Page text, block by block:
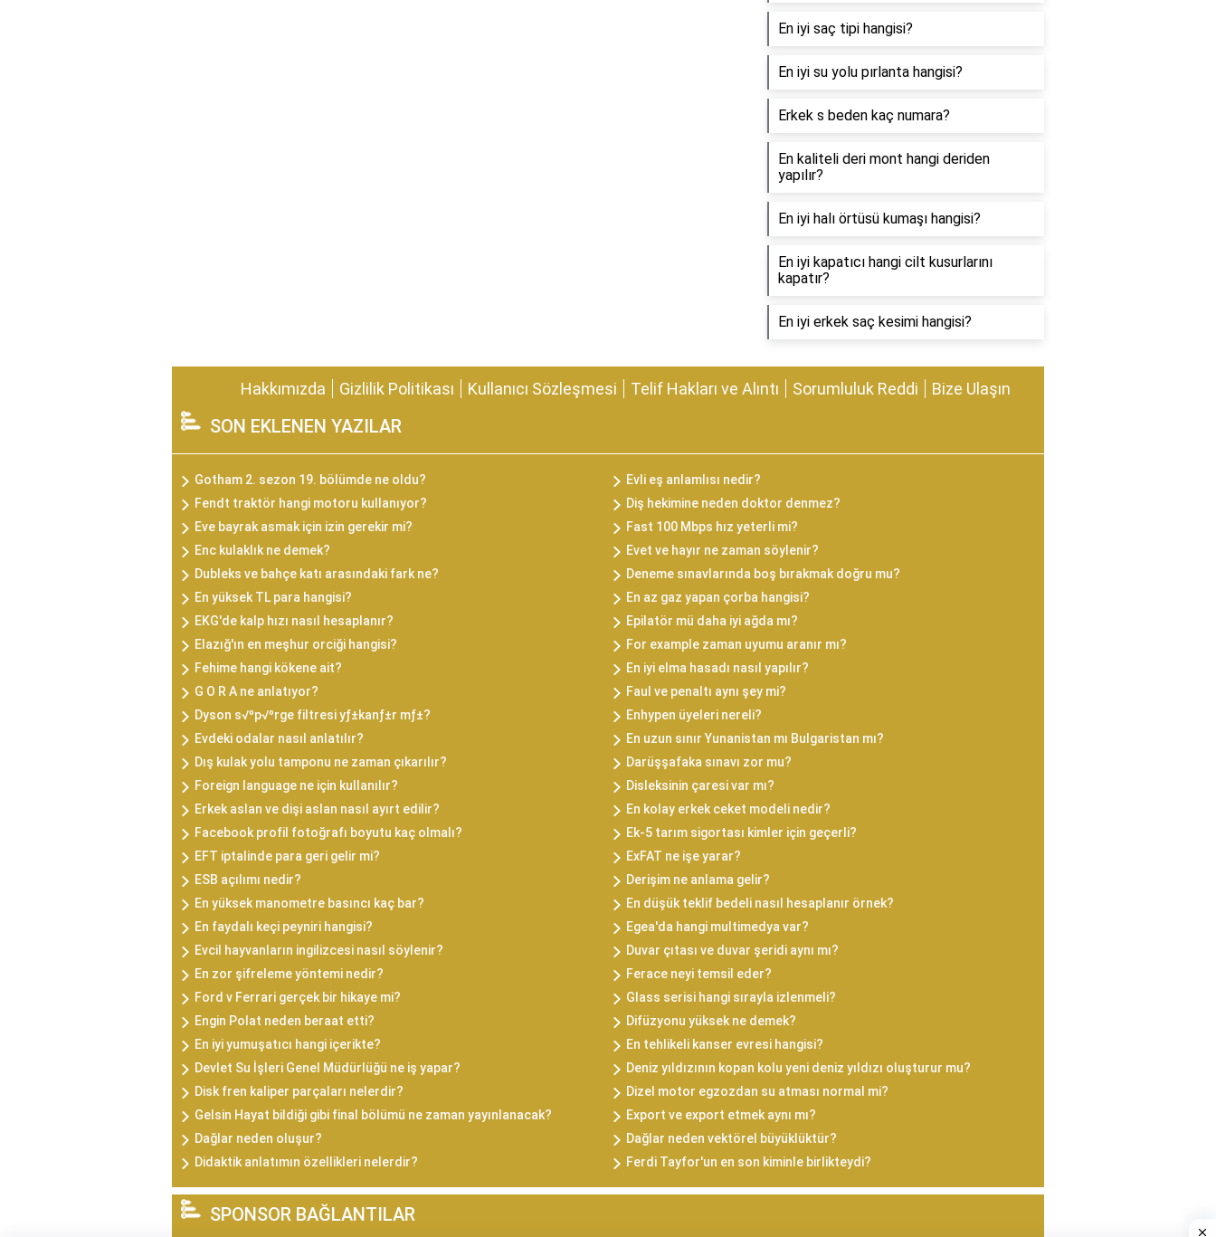
En iyi saç tipi hangisi?
En iyi su yolu pırlanta hangisi?
Erkek s beden kaç numara?
En kaliteli deri mont hangi deriden
yapılır?
En iyi halı örtüsü kumaşı hangisi?
En iyi kapatıcı hangi cilt kusurlarını
kapatır?
En iyi erkek saç kesimi hangisi?
Hakkımızda Gizlilik Politikası Kullanıcı Sözleşmesi Telif Hakları ve Alıntı Sorumluluk Reddi Bize Ulaşın
SON EKLENEN YAZILAR
Gotham 2. sezon 19. bölümde ne oldu?
Evli eş anlamlısı nedir?
Fendt traktör hangi motoru kullanıyor?
Diş hekimine neden doktor denmez?
Eve bayrak asmak için izin gerekir mi?
Fast 100 Mbps hız yeterli mi?
Enc kulaklık ne demek?
Evet ve hayır ne zaman söylenir?
Dubleks ve bahçe katı arasındaki fark ne?
Deneme sınavlarında boş bırakmak doğru mu?
En yüksek TL para hangisi?
En az gaz yapan çorba hangisi?
EKG'de kalp hızı nasıl hesaplanır?
Epilatör mü daha iyi ağda mı?
Elazığ'ın en meşhur orciği hangisi?
For example zaman uyumu aranır mı?
Fehime hangi kökene ait?
En iyi elma hasadı nasıl yapılır?
G O R A ne anlatıyor?
Faul ve penaltı aynı şey mi?
Dyson s√ºp√ºrge filtresi yƒ±kanƒ±r mƒ±?
Enhypen üyeleri nereli?
Evdeki odalar nasıl anlatılır?
En uzun sınır Yunanistan mı Bulgaristan mı?
Dış kulak yolu tamponu ne zaman çıkarılır?
Darüşşafaka sınavı zor mu?
Foreign language ne için kullanılır?
Disleksinin çaresi var mı?
Erkek aslan ve dişi aslan nasıl ayırt edilir?
En kolay erkek ceket modeli nedir?
Facebook profil fotoğrafı boyutu kaç olmalı?
Ek-5 tarım sigortası kimler için geçerli?
EFT iptalinde para geri gelir mi?
ExFAT ne işe yarar?
ESB açılımı nedir?
Derişim ne anlama gelir?
En yüksek manometre basıncı kaç bar?
En düşük teklif bedeli nasıl hesaplanır örnek?
En faydalı keçi peyniri hangisi?
Egea'da hangi multimedya var?
Evcil hayvanların ingilizcesi nasıl söylenir?
Duvar çıtası ve duvar şeridi aynı mı?
En zor şifreleme yöntemi nedir?
Ferace neyi temsil eder?
Ford v Ferrari gerçek bir hikaye mi?
Glass serisi hangi sırayla izlenmeli?
Engin Polat neden beraat etti?
Difüzyonu yüksek ne demek?
En iyi yumuşatıcı hangi içerikte?
En tehlikeli kanser evresi hangisi?
Devlet Su İşleri Genel Müdürlüğü ne iş yapar?
Deniz yıldızının kopan kolu yeni deniz yıldızı oluşturur mu?
Disk fren kaliper parçaları nelerdir?
Dizel motor egzozdan su atması normal mi?
Gelsin Hayat bildiği gibi final bölümü ne zaman yayınlanacak?
Export ve export etmek aynı mı?
Dağlar neden oluşur?
Dağlar neden vektörel büyüklüktür?
Didaktik anlatımın özellikleri nelerdir?
Ferdi Tayfor'un en son kiminle birlikteydi?
SPONSOR BAĞLANTILAR